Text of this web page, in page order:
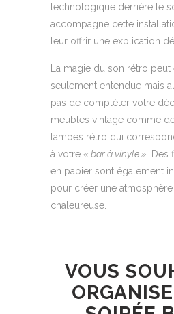
technologique derrière le
accompagne cette
leur offrir une explication
La magie du son rétro peut
seulement entendue mais
pas de compléter votre
meubles vintage comme
lampes rétro qui
à votre « bar à vinyle » .
en papier sont également
pour créer une
chaleureuse.
VOUS